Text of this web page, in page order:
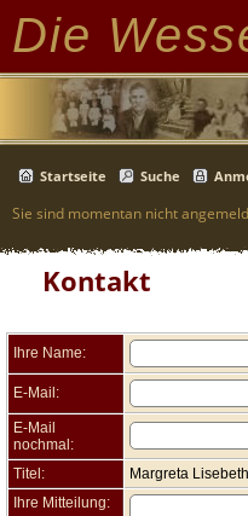
Die
Startseite Suche
Sie sind momentan nicht
Kontakt
Ihre Name:
E-Mail:
E-Mail
nochmal:
Titel:
Margreta
Ihre Mitteilung: